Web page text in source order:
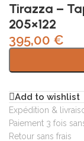
Tirazza –
205×122
395,00 €
Add to wishlist
Expédition &
Paiement 3 fois
Retour sans frais